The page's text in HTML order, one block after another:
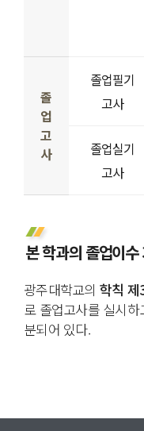
졸
업
고
사
졸업필기
고사
졸업실기
고사
본 학과의 졸업이수
광주대학교의 학칙 제
로 졸업고사를 실시하
분되어 있다.